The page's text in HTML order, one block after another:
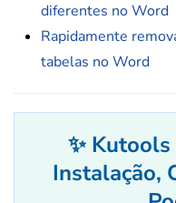
diferentes no Word
Rapidamente
tabelas no Word
✨
Instalação,